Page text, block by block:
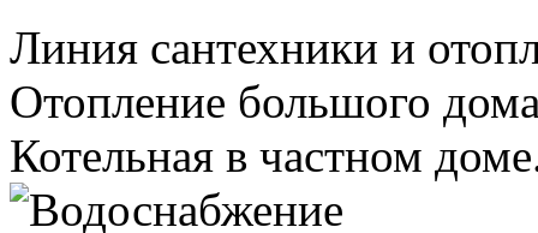
Линия сантехники и
Отопление большого
Котельная в частном